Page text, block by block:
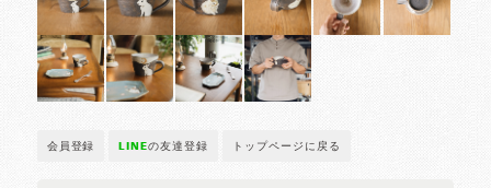
会員登録 LINEの友達登録 トップページに戻る